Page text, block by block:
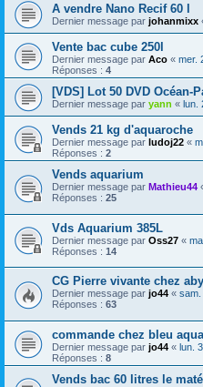
A vendre Nano Recif 60 l
Dernier message par johanmixx
Vente bac cube 250l
Dernier message par Aco « mer.
Réponses : 4
[VDS] Lot 50 DVD Océan-
Dernier message par yann « lun.
Vends 21 kg d'aquaroche
Dernier message par ludoj22 «
Réponses : 2
Vends aquarium
Dernier message par Mathieu44
Réponses : 25
Vds Aquarium 385L
Dernier message par Oss27 «
Réponses : 14
CG Pierre vivante chez
Dernier message par jo44 « sam.
Réponses : 63
commande chez bleu
Dernier message par jo44 « lun.
Réponses : 8
Vends bac 60 litres le